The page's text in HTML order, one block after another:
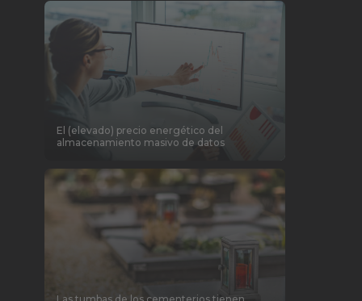
El (elevado) precio energético del
almacenamiento masivo de datos